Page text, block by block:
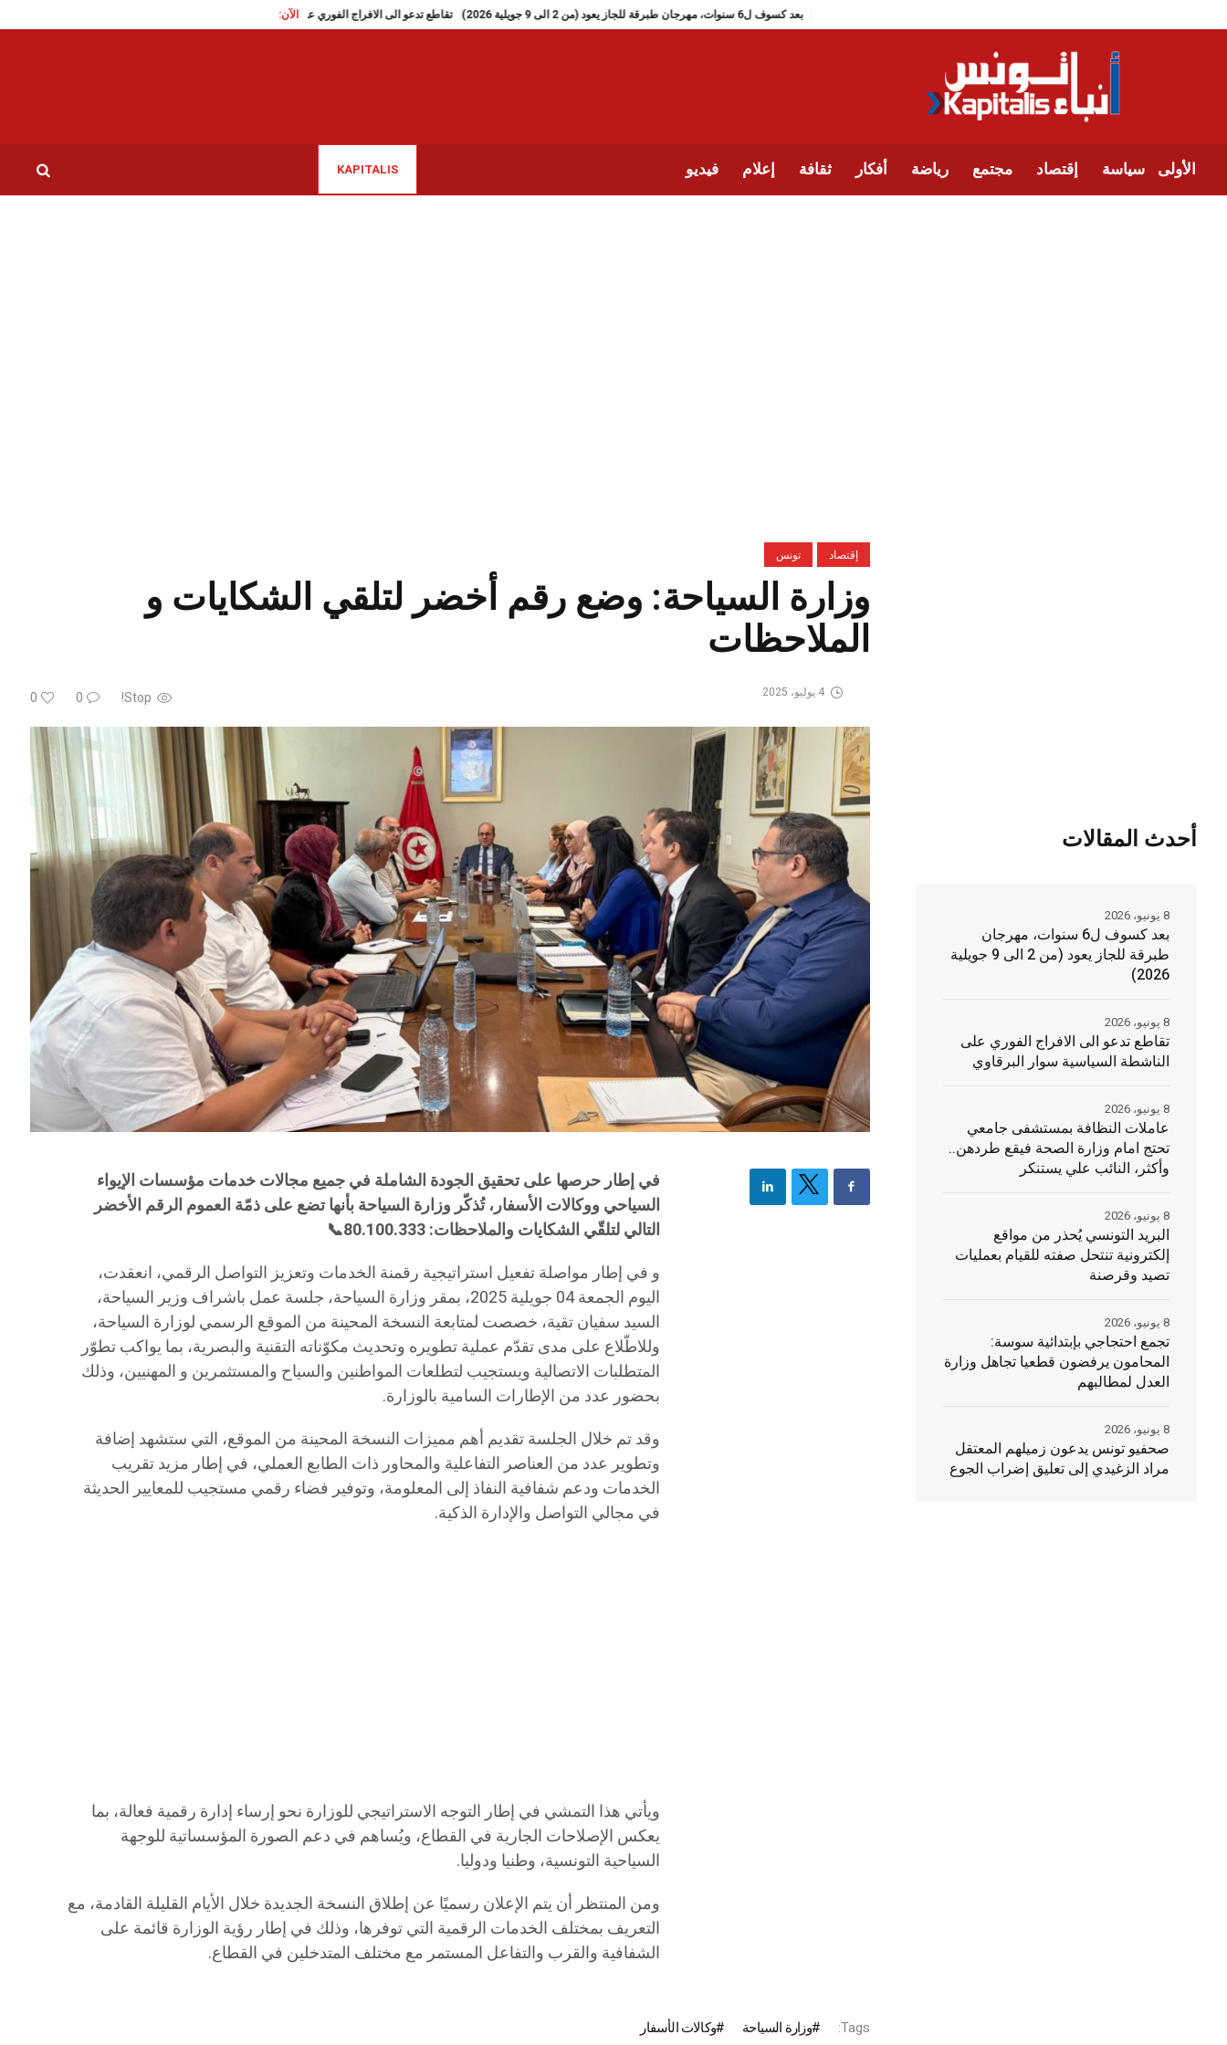
الآن: بعد كسوف ل6 سنوات، مهرجان طبرقة للجاز يعود (من 2 الى 9 جويلية 2026) تقاطع تدعو الى الافراج الفوري على الناشطة السياسية سوار البرقاوي
الأولى سياسة إقتصاد مجتمع رياضة أفكار ثقافة إعلام فيديو KAPITALIS
إقتصاد تونس
وزارة السياحة: وضع رقم أخضر لتلقي الشكايات و
الملاحظات
Stop!
0
0 4 يوليو، 2025
في إطار حرصها على تحقيق الجودة الشاملة في جميع مجالات خدمات مؤسسات الإيواء
السياحي ووكالات الأسفار، تُذكّر وزارة السياحة بأنها تضع على ذمّة العموم الرقم الأخضر
التالي لتلقّي الشكايات والملاحظات: 80.100.333📞
و في إطار مواصلة تفعيل استراتيجية رقمنة الخدمات وتعزيز التواصل الرقمي، انعقدت،
اليوم الجمعة 04 جويلية 2025، بمقر وزارة السياحة، جلسة عمل باشراف وزير السياحة،
السيد سفيان تقية، خصصت لمتابعة النسخة المحينة من الموقع الرسمي لوزارة السياحة،
وللاطّلاع على مدى تقدّم عملية تطويره وتحديث مكوّناته التقنية والبصرية، بما يواكب تطوّر
المتطلبات الاتصالية ويستجيب لتطلعات المواطنين والسياح والمستثمرين و المهنيين، وذلك
بحضور عدد من الإطارات السامية بالوزارة.
وقد تم خلال الجلسة تقديم أهم مميزات النسخة المحينة من الموقع، التي ستشهد إضافة
وتطوير عدد من العناصر التفاعلية والمحاور ذات الطابع العملي، في إطار مزيد تقريب
الخدمات ودعم شفافية النفاذ إلى المعلومة، وتوفير فضاء رقمي مستجيب للمعايير الحديثة
في مجالي التواصل والإدارة الذكية.
ويأتي هذا التمشي في إطار التوجه الاستراتيجي للوزارة نحو إرساء إدارة رقمية فعالة، بما
يعكس الإصلاحات الجارية في القطاع، ويُساهم في دعم الصورة المؤسساتية للوجهة
السياحية التونسية، وطنيا ودوليا.
ومن المنتظر أن يتم الإعلان رسميًا عن إطلاق النسخة الجديدة خلال الأيام القليلة القادمة، مع
التعريف بمختلف الخدمات الرقمية التي توفرها، وذلك في إطار رؤية الوزارة قائمة على
الشفافية والقرب والتفاعل المستمر مع مختلف المتدخلين في القطاع.
Tags: وزارة السياحة وكالات الأسفار
أحدث المقالات
بعد كسوف ل6 سنوات، مهرجان
طبرقة للجاز يعود (من 2 الى 9 جويلية
2026)
8 يونيو، 2026
تقاطع تدعو الى الافراج الفوري على
الناشطة السياسية سوار البرقاوي
8 يونيو، 2026
عاملات النظافة بمستشفى جامعي
تحتج امام وزارة الصحة فيقع طردهن..
وأكثر، النائب علي يستنكر
8 يونيو، 2026
البريد التونسي يُحذر من مواقع
إلكترونية تنتحل صفته للقيام بعمليات
تصيد وقرصنة
8 يونيو، 2026
تجمع احتجاجي بإبتدائية سوسة:
المحامون يرفضون قطعيا تجاهل وزارة
العدل لمطالبهم
8 يونيو، 2026
صحفيو تونس يدعون زميلهم المعتقل
مراد الزغيدي إلى تعليق إضراب الجوع
8 يونيو، 2026